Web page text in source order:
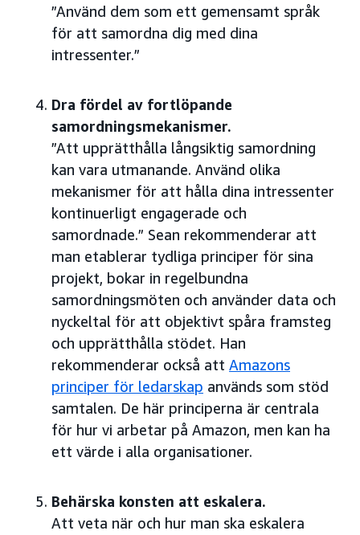
”Använd dem som ett gemensamt språk
för att samordna dig med dina
intressenter.”
Dra fördel av fortlöpande
samordningsmekanismer.
”Att upprätthålla långsiktig samordning
kan vara utmanande. Använd olika
mekanismer för att hålla dina intressenter
kontinuerligt engagerade och
samordnade.” Sean rekommenderar att
man etablerar tydliga principer för sina
projekt, bokar in regelbundna
samordningsmöten och använder data och
nyckeltal för att objektivt spåra framsteg
och upprätthålla stödet. Han
rekommenderar också att Amazons
principer för ledarskap används som stöd
samtalen. De här principerna är centrala
för hur vi arbetar på Amazon, men kan ha
ett värde i alla organisationer.
Behärska konsten att eskalera.
Att veta när och hur man ska eskalera